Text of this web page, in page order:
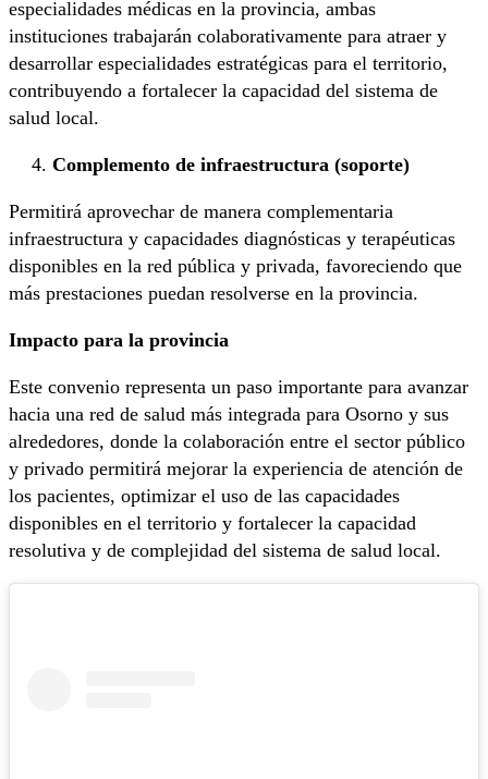
especialidades médicas en la provincia, ambas
instituciones trabajarán colaborativamente para atraer y
desarrollar especialidades estratégicas para el territorio,
contribuyendo a fortalecer la capacidad del sistema de
salud local.
Complemento de infraestructura (soporte)
Permitirá aprovechar de manera complementaria
infraestructura y capacidades diagnósticas y terapéuticas
disponibles en la red pública y privada, favoreciendo que
más prestaciones puedan resolverse en la provincia.
Impacto para la provincia
Este convenio representa un paso importante para avanzar
hacia una red de salud más integrada para Osorno y sus
alrededores, donde la colaboración entre el sector público
y privado permitirá mejorar la experiencia de atención de
los pacientes, optimizar el uso de las capacidades
disponibles en el territorio y fortalecer la capacidad
resolutiva y de complejidad del sistema de salud local.